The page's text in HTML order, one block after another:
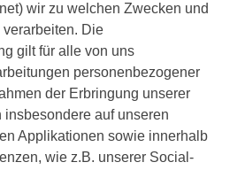
wir zu welchen Zwecken und
Die
gilt für alle von uns
personenbezogener
der Erbringung unserer
insbesondere auf unseren
Applikationen sowie innerhalb
wie z.B. unserer Social-